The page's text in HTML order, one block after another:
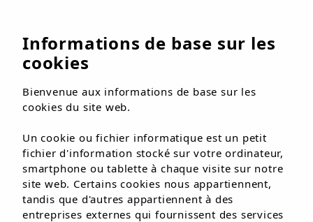
1 / 1
Informations de base sur les
cookies
Bienvenue aux informations de base sur les
cookies du site web.
Un cookie ou fichier informatique est un petit
fichier d'information stocké sur votre ordinateur,
smartphone ou tablette à chaque visite sur notre
site web. Certains cookies nous appartiennent,
tandis que d'autres appartiennent à des
entreprises externes qui fournissent des services